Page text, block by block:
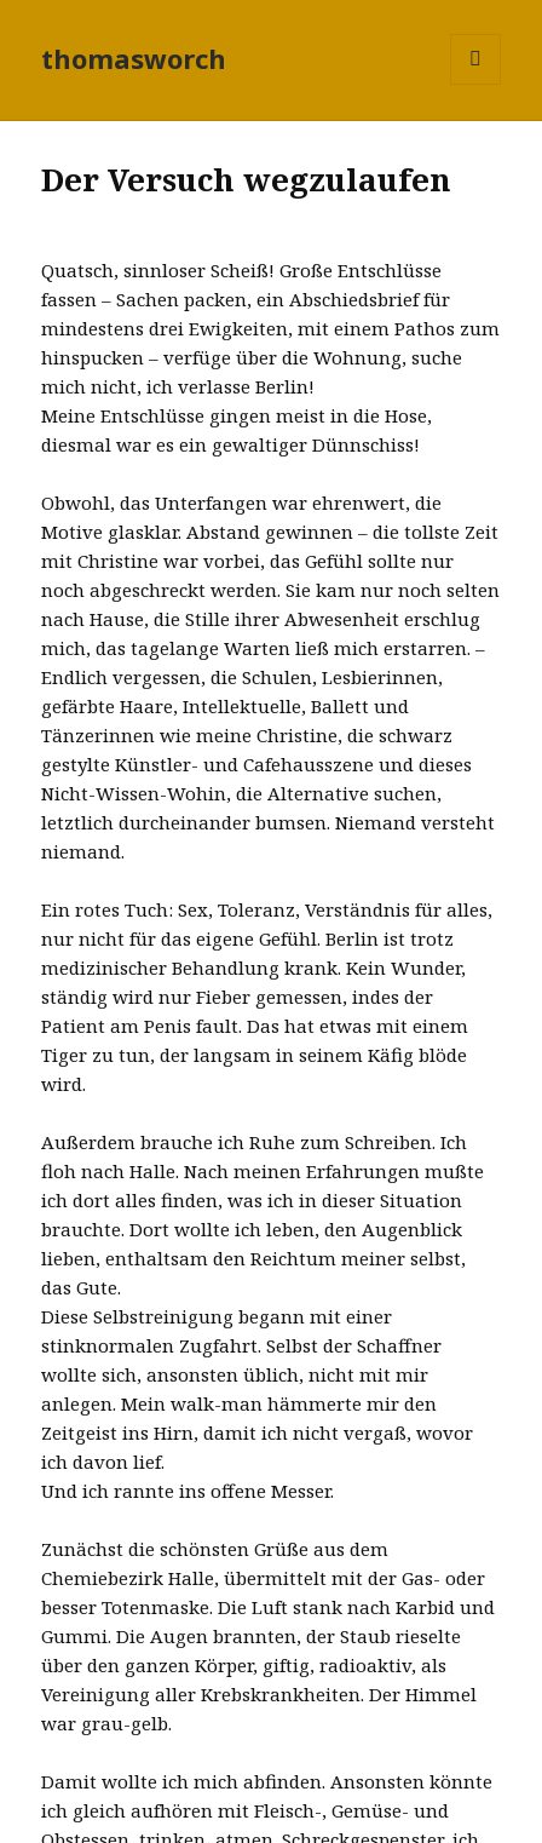
thomasworch
Der Versuch wegzulaufen
Quatsch, sinnloser Scheiß! Große Entschlüsse
fassen – Sachen packen, ein Abschiedsbrief für
mindestens drei Ewigkeiten, mit einem Pathos zum
hinspucken – verfüge über die Wohnung, suche
mich nicht, ich verlasse Berlin!
Meine Entschlüsse gingen meist in die Hose,
diesmal war es ein gewaltiger Dünnschiss!
Obwohl, das Unterfangen war ehrenwert, die
Motive glasklar. Abstand gewinnen – die tollste Zeit
mit Christine war vorbei, das Gefühl sollte nur
noch abgeschreckt werden. Sie kam nur noch selten
nach Hause, die Stille ihrer Abwesenheit erschlug
mich, das tagelange Warten ließ mich erstarren. –
Endlich vergessen, die Schulen, Lesbierinnen,
gefärbte Haare, Intellektuelle, Ballett und
Tänzerinnen wie meine Christine, die schwarz
gestylte Künstler- und Cafehausszene und dieses
Nicht-Wissen-Wohin, die Alternative suchen,
letztlich durcheinander bumsen. Niemand versteht
niemand.
Ein rotes Tuch: Sex, Toleranz, Verständnis für alles,
nur nicht für das eigene Gefühl. Berlin ist trotz
medizinischer Behandlung krank. Kein Wunder,
ständig wird nur Fieber gemessen, indes der
Patient am Penis fault. Das hat etwas mit einem
Tiger zu tun, der langsam in seinem Käfig blöde
wird.
Außerdem brauche ich Ruhe zum Schreiben. Ich
floh nach Halle. Nach meinen Erfahrungen mußte
ich dort alles finden, was ich in dieser Situation
brauchte. Dort wollte ich leben, den Augenblick
lieben, enthaltsam den Reichtum meiner selbst,
das Gute.
Diese Selbstreinigung begann mit einer
stinknormalen Zugfahrt. Selbst der Schaffner
wollte sich, ansonsten üblich, nicht mit mir
anlegen. Mein walk-man hämmerte mir den
Zeitgeist ins Hirn, damit ich nicht vergaß, wovor
ich davon lief.
Und ich rannte ins offene Messer.
Zunächst die schönsten Grüße aus dem
Chemiebezirk Halle, übermittelt mit der Gas- oder
besser Totenmaske. Die Luft stank nach Karbid und
Gummi. Die Augen brannten, der Staub rieselte
über den ganzen Körper, giftig, radioaktiv, als
Vereinigung aller Krebskrankheiten. Der Himmel
war grau-gelb.
Damit wollte ich mich abfinden. Ansonsten könnte
ich gleich aufhören mit Fleisch-, Gemüse- und